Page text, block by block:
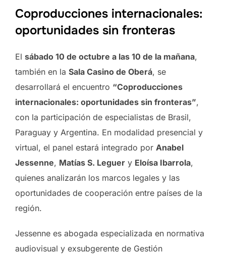
Coproducciones internacionales:
oportunidades sin fronteras
El sábado 10 de octubre a las 10 de la mañana,
también en la Sala Casino de Oberá, se
desarrollará el encuentro “Coproducciones
internacionales: oportunidades sin fronteras”,
con la participación de especialistas de Brasil,
Paraguay y Argentina. En modalidad presencial y
virtual, el panel estará integrado por Anabel
Jessenne, Matías S. Leguer y Eloísa Ibarrola,
quienes analizarán los marcos legales y las
oportunidades de cooperación entre países de la
región.
Jessenne es abogada especializada en normativa
audiovisual y exsubgerente de Gestión